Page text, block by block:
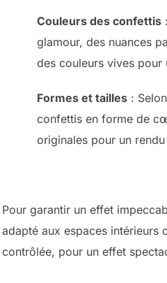
Couleurs des confettis
glamour, des nuances
des couleurs vives
Formes et tailles :
confettis en forme de
originales pour un
Pour garantir un effet
adapté aux espaces intérieurs
contrôlée, pour un effet